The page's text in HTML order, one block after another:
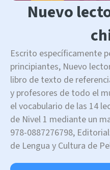
Nuevo
Escrito específicamente
principiantes, Nuevo
libro de texto de
y profesores de todo el
el vocabulario de las 14
de Nivel 1 mediante un
978-0887276798,
de Lengua y Cultura de